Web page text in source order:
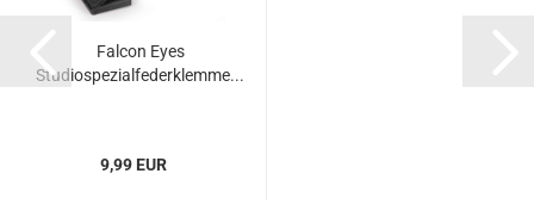
Falcon Eyes
Studiospezialfederklemme...
9,99 EUR